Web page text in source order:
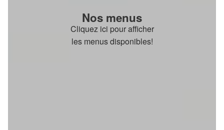
Nos menus
Cliquez ici pour afficher
les menus disponibles!